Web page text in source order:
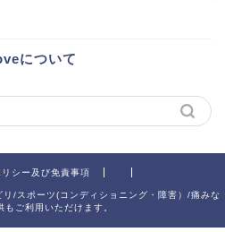
について
シー及び免責事項
/スポーツ(コンディショニング・障害）/痛みな
もご利用いただけます。